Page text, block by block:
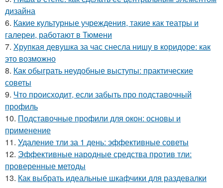
дизайна
6. Какие культурные учреждения, такие как театры и
галереи, работают в Тюмени
7. Хрупкая девушка за час снесла нишу в коридоре: как
это возможно
8. Как обыграть неудобные выступы: практические
советы
9. Что происходит, если забыть про подставочный
профиль
10. Подставочные профили для окон: основы и
применение
11. Удаление тли за 1 день: эффективные советы
12. Эффективные народные средства против тли:
проверенные методы
13. Как выбрать идеальные шкафчики для раздевалки